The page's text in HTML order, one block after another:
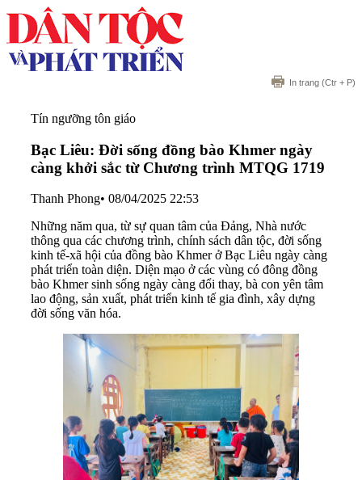
In trang (Ctr + P)
Tín ngưỡng tôn giáo
Bạc Liêu: Đời sống đồng bào Khmer ngày
càng khởi sắc từ Chương trình MTQG 1719
Thanh Phong• 08/04/2025 22:53
Những năm qua, từ sự quan tâm của Đảng, Nhà nước
thông qua các chương trình, chính sách dân tộc, đời sống
kinh tế-xã hội của đồng bào Khmer ở Bạc Liêu ngày càng
phát triển toàn diện. Diện mạo ở các vùng có đông đồng
bào Khmer sinh sống ngày càng đổi thay, bà con yên tâm
lao động, sản xuất, phát triển kinh tế gia đình, xây dựng
đời sống văn hóa.